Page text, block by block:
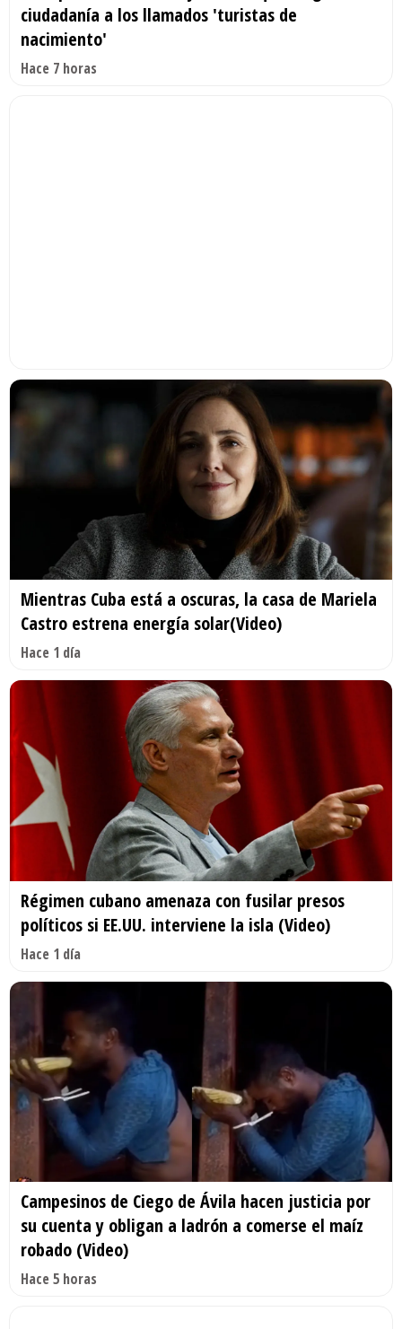
ciudadanía a los llamados 'turistas de
nacimiento'
Hace 7 horas
Mientras Cuba está a oscuras, la casa de Mariela
Castro estrena energía solar(Video)
Hace 1 día
Régimen cubano amenaza con fusilar presos
políticos si EE.UU. interviene la isla (Video)
Hace 1 día
Campesinos de Ciego de Ávila hacen justicia por
su cuenta y obligan a ladrón a comerse el maíz
robado (Video)
Hace 5 horas